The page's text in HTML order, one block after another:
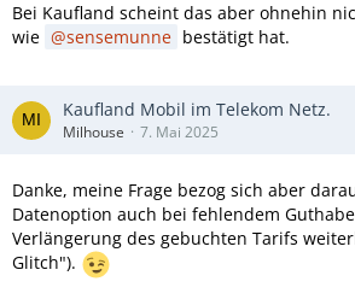
Bei Kaufland scheint das aber ohnehin
wie
sensemunne bestätigt hat.
Kaufland Mobil im Telekom Netz.
Milhouse 7. Mai 2025
Danke, meine Frage bezog sich aber
Datenoption auch bei fehlendem
Verlängerung des gebuchten Tarifs
Glitch").